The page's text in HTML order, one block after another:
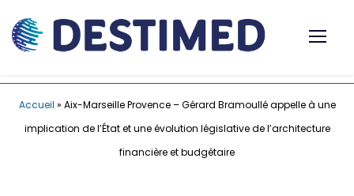
Accueil » Aix-Marseille Provence – Gérard Bramoullé appelle à une
implication de l’État et une évolution législative de l’architecture
financière et budgétaire